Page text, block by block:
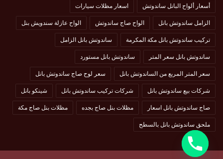
أسعار ألواح البانل ساندوتش اسعار مظلات سيارات
الزامل ساندوتش بانل الواح صاج ساندوتش الواح عازلة سندويش بنل
تركيب ساندوتش بانل مكة المكرمة ساندوتش بانل الزامل
ساندوتش بانل سعر المتر ساندوتش بانل مستورد
سعر المتر المربع من الساندوتش بانل سعر لوح صاج ساندوتش بانل
شركات بيع ساندوتش بانل شركات تركيب ساندوتش بانل شينكو بانل
صاج ساندوتش بانل اسعار مظلات بنل صاج بجده مظلات بنل صاج مكة
ملحق ساندوتش بانل بالسطح